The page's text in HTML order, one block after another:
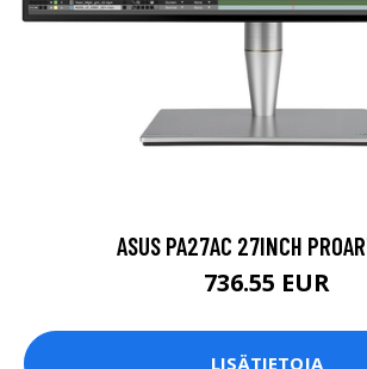
ASUS PA27AC 27INCH
736.55 EUR
LISÄTIETOJA